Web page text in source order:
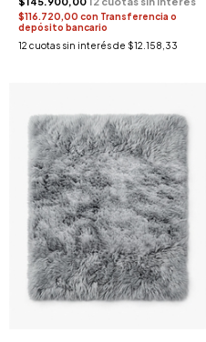
$116.720,00 con Transferencia o
depósito bancario
12 cuotas sin interés de $12.158,33